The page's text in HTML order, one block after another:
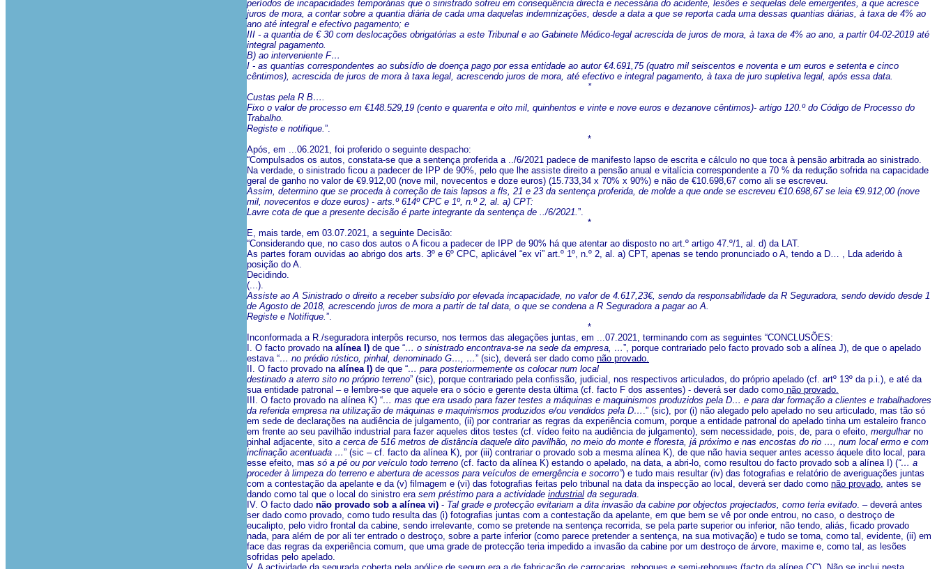
períodos de incapacidades temporárias que o sinistrado sofreu em consequência directa e necessária do acidente, lesões e sequelas dele emergentes, a que acresce
juros de mora, a contar sobre a quantia diária de cada uma daquelas indemnizações, desde a data a que se reporta cada uma dessas quantias diárias, à taxa de 4% ao
ano até integral e efectivo pagamento; e
III - a quantia de € 30 com deslocações obrigatórias a este Tribunal e ao Gabinete Médico-legal acrescida de juros de mora, à taxa de 4% ao ano, a partir 04-02-2019 até
integral pagamento.
B) ao interveniente F…
I - as quantias correspondentes ao subsídio de doença pago por essa entidade ao autor €4.691,75 (quatro mil seiscentos e noventa e um euros e setenta e cinco
cêntimos), acrescida de juros de mora à taxa legal, acrescendo juros de mora, até efectivo e integral pagamento, à taxa de juro supletiva legal, após essa data.
*
Custas pela R B….
Fixo o valor de processo em €148.529,19 (cento e quarenta e oito mil, quinhentos e vinte e nove euros e dezanove cêntimos)- artigo 120.º do Código de Processo do
Trabalho.
Registe e notifique.”.
*
Após, em ...06.2021, foi proferido o seguinte despacho:
“Compulsados os autos, constata-se que a sentença proferida a ../6/2021 padece de manifesto lapso de escrita e cálculo no que toca à pensão arbitrada ao sinistrado.
Na verdade, o sinistrado ficou a padecer de IPP de 90%, pelo que lhe assiste direito a pensão anual e vitalícia correspondente a 70 % da redução sofrida na capacidade
geral de ganho no valor de €9.912,00 (nove mil, novecentos e doze euros) (15.733,34 x 70% x 90%) e não de €10.698,67 como ali se escreveu.
Assim, determino que se proceda à correção de tais lapsos a fls, 21 e 23 da sentença proferida, de molde a que onde se escreveu €10.698,67 se leia €9.912,00 (nove
mil, novecentos e doze euros) - arts.º 614º CPC e 1º, n.º 2, al. a) CPT:
Lavre cota de que a presente decisão é parte integrante da sentença de ../6/2021.”.
*
E, mais tarde, em 03.07.2021, a seguinte Decisão:
“Considerando que, no caso dos autos o A ficou a padecer de IPP de 90% há que atentar ao disposto no art.º artigo 47.º/1, al. d) da LAT.
As partes foram ouvidas ao abrigo dos arts. 3º e 6º CPC, aplicável “ex vi” art.º 1º, n.º 2, al. a) CPT, apenas se tendo pronunciado o A, tendo a D… , Lda aderido à
posição do A.
Decidindo.
(...).
Assiste ao A Sinistrado o direito a receber subsídio por elevada incapacidade, no valor de 4.617,23€, sendo da responsabilidade da R Seguradora, sendo devido desde 1
de Agosto de 2018, acrescendo juros de mora a partir de tal data, o que se condena a R Seguradora a pagar ao A.
Registe e Notifique.”.
*
Inconformada a R./seguradora interpôs recurso, nos termos das alegações juntas, em ...07.2021, terminando com as seguintes “CONCLUSÕES:
I. O facto provado na alínea I) de que “… o sinistrado encontrava-se na sede da empresa, …”, porque contrariado pelo facto provado sob a alínea J), de que o apelado
estava “… no prédio rústico, pinhal, denominado G…, …” (sic), deverá ser dado como não provado.
II. O facto provado na alínea I) de que “… para posteriormemente os colocar num local
destinado a aterro sito no próprio terreno” (sic), porque contrariado pela confissão, judicial, nos respectivos articulados, do próprio apelado (cf. artº 13º da p.i.), e até da
sua entidade patronal – e lembre-se que aquele era o sócio e gerente desta última (cf. facto F dos assentes) - deverá ser dado como não provado.
III. O facto provado na alínea K) “… mas que era usado para fazer testes a máquinas e maquinismos produzidos pela D… e para dar formação a clientes e trabalhadores
da referida empresa na utilização de máquinas e maquinismos produzidos e/ou vendidos pela D… .” (sic), por (i) não alegado pelo apelado no seu articulado, mas tão só
em sede de declarações na audiência de julgamento, (ii) por contrariar as regras da experiência comum, porque a entidade patronal do apelado tinha um estaleiro franco
em frente ao seu pavilhão industrial para fazer aqueles ditos testes (cf. vídeo feito na audiência de julgamento), sem necessidade, pois, de, para o efeito, mergulharno
pinhal adjacente, sito a cerca de 516 metros de distância daquele dito pavilhão, no meio do monte e floresta, já próximo e nas encostas do rio …, num local ermo e com
inclinação acentuada …” (sic – cf. facto da alínea K), por (iii) contrariar o provado sob a mesma alínea K), de que não havia sequer antes acesso áquele dito local, para
esse efeito, mas só a pé ou por veículo todo terreno (cf. facto da alínea K) estando o apelado, na data, a abri-lo, como resultou do facto provado sob a alínea I) (“… a
proceder à limpeza do terreno e abertura de acessos para veículos de emergência e socorro”) e tudo mais resultar (iv) das fotografias e relatório de averiguações juntas
com a contestação da apelante e da (v) filmagem e (vi) das fotografias feitas pelo tribunal na data da inspecção ao local, deverá ser dado como não provado, antes se
dando como tal que o local do sinistro era sem préstimo para a actividade industrial da segurada.
IV. O facto dado não provado sob a alínea vi) - Tal grade e protecção evitariam a dita invasão da cabine por objectos projectados, como teria evitado. – deverá antes
ser dado como provado, como tudo resulta das (i) fotografias juntas com a contestação da apelante, em que bem se vê por onde entrou, no caso, o destroço de
eucalipto, pelo vidro frontal da cabine, sendo irrelevante, como se pretende na sentença recorrida, se pela parte superior ou inferior, não tendo, aliás, ficado provado
nada, para além de por ali ter entrado o destroço, sobre a parte inferior (como parece pretender a sentença, na sua motivação) e tudo se torna, como tal, evidente, (ii) em
face das regras da experiência comum, que uma grade de protecção teria impedido a invasão da cabine por um destroço de árvore, maxime e, como tal, as lesões
sofridas pelo apelado.